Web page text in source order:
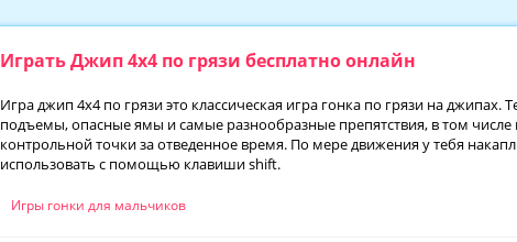
Играть Джип 4x4 по грязи бесплатно онлайн
Игра джип 4x4 по грязи это классическая игра гонка по грязи на джипах.
подъемы, опасные ямы и самые разнообразные препятствия, в том числе
контрольной точки за отведенное время. По мере движения у тебя
использовать с помощью клавиши shift.
Игры гонки для мальчиков